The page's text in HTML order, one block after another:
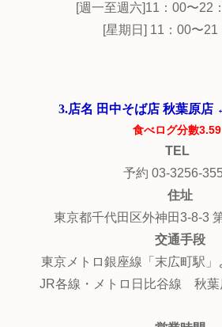
[週一至週六]11：00〜22
[星期日] 11：00〜21：
3.店名 田中そば店 秋葉原店
食べログ分數3.59
TEL
予約 03-3256-
住址
東京都千代田区外神田3-8-3
交通手段
東京メトロ銀座線「末広町駅」
JR各線・メトロ日比谷線 秋葉